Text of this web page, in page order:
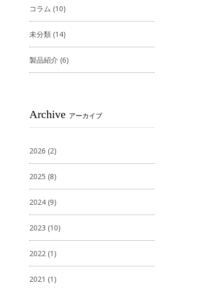
コラム (10)
未分類 (14)
製品紹介 (6)
Archive アーカイブ
2026 (2)
2025 (8)
2024 (9)
2023 (10)
2022 (1)
2021 (1)